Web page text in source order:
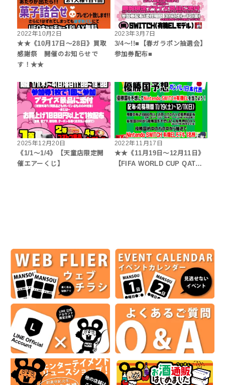
2022年10月2日
★★《10月17日～28日》買取
感謝祭 開催のお知らせで
す！★★
2023年3月7日
3/4～!!■【春ガラポン抽選会】
参加券配布■
2025年12月20日
《1/1～1/4》【天童店限定開
催エアーくじ】
2022年11月17日
★★《11月19日～12月11日》
【FIFA WORLD CUP QAT…